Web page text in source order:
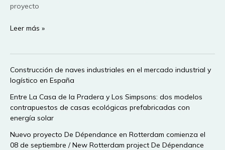
proyecto
Spanish
Parasol,
pero
donde
se
fue
el
dinero.
Leer más »
Construcción de naves industriales en el mercado industrial y
logístico en España
Entre La Casa de la Pradera y Los Simpsons: dos modelos
contrapuestos de casas ecológicas prefabricadas con
energía solar
Nuevo proyecto De Dépendance en Rotterdam comienza el
08 de septiembre / New Rotterdam project De Dépendance